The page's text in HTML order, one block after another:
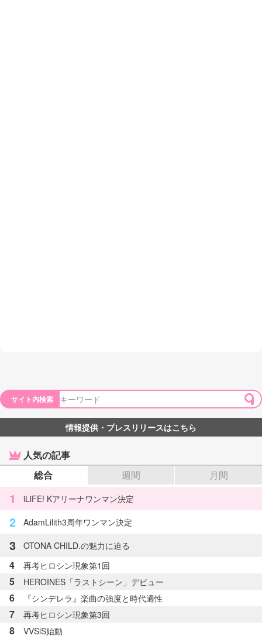
サイト内検索
情報提供・プレスリリースはこちら
人気の記事
総合
週間 月間
1 iLiFE! Kアリーナワンマン決定
2 AdamLilith3周年ワンマン決定
3 OTONA CHILD.の魅力に迫る
4 再考ヒロシン現象第1回
5 HEROINES「ラストシーン」デビュー
6 『シンデレラ』楽曲の強度と時代適性
7 再考ヒロシン現象第3回
8 VVSiS始動